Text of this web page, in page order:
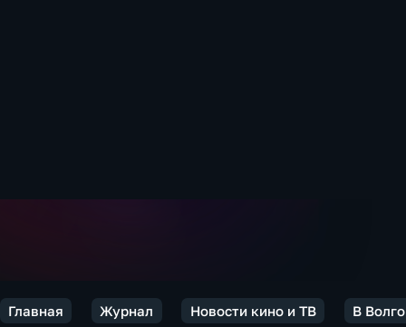
Главная Журнал Новости кино и ТВ В